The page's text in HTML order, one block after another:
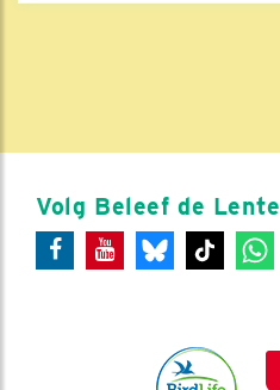
Volg Beleef de Lente